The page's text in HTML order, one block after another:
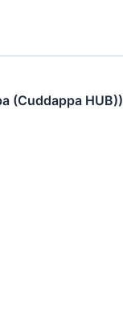
(Cuddappa HUB))